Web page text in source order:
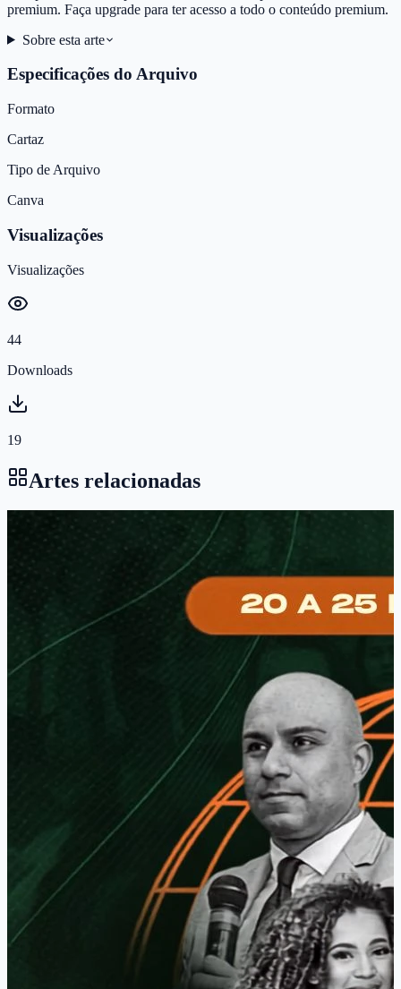
premium. Faça upgrade para ter acesso a todo o conteúdo premium.
Sobre esta arte
Especificações do Arquivo
Formato
Cartaz
Tipo de Arquivo
Canva
Visualizações
Visualizações
44
Downloads
19
Artes relacionadas